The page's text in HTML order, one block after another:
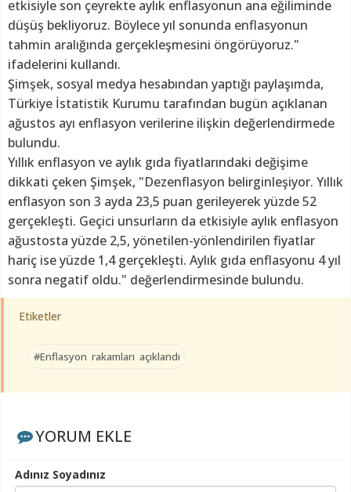
etkisiyle son çeyrekte aylık enflasyonun ana eğiliminde
düşüş bekliyoruz. Böylece yıl sonunda enflasyonun
tahmin aralığında gerçekleşmesini öngörüyoruz."
ifadelerini kullandı.
Şimşek, sosyal medya hesabından yaptığı paylaşımda,
Türkiye İstatistik Kurumu tarafından bugün açıklanan
ağustos ayı enflasyon verilerine ilişkin değerlendirmede
bulundu.
Yıllık enflasyon ve aylık gıda fiyatlarındaki değişime
dikkati çeken Şimşek, "Dezenflasyon belirginleşiyor. Yıllık
enflasyon son 3 ayda 23,5 puan gerileyerek yüzde 52
gerçekleşti. Geçici unsurların da etkisiyle aylık enflasyon
ağustosta yüzde 2,5, yönetilen-yönlendirilen fiyatlar
hariç ise yüzde 1,4 gerçekleşti. Aylık gıda enflasyonu 4 yıl
sonra negatif oldu." değerlendirmesinde bulundu.
Etiketler
#Enflasyon rakamları açıklandı
YORUM EKLE
Adınız Soyadınız